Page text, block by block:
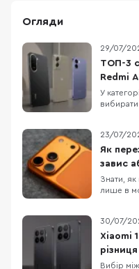
Огляди
29/07/
ТОП-3
Redmi
OPPO
У
Гц не
RAM не
23/07/
Як
завис
Знати,
лише в
починати
30/07/
Xiaomi
обрати
Вибір